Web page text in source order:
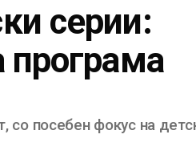
серии:
програма
со посебен фокус на